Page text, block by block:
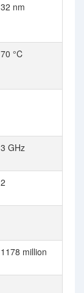
32 nm
70 °C
3 GHz
2
1178 million